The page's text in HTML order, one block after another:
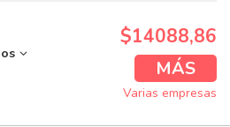
$14088,86
MÁS
Varias empresas